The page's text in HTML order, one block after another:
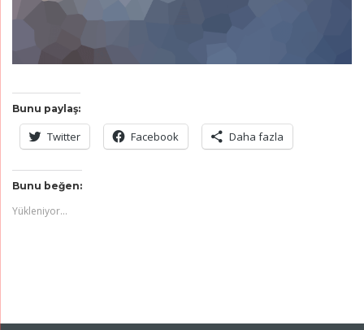
Bunu paylaş:
Twitter Facebook Daha fazla
Bunu beğen:
Yükleniyor...